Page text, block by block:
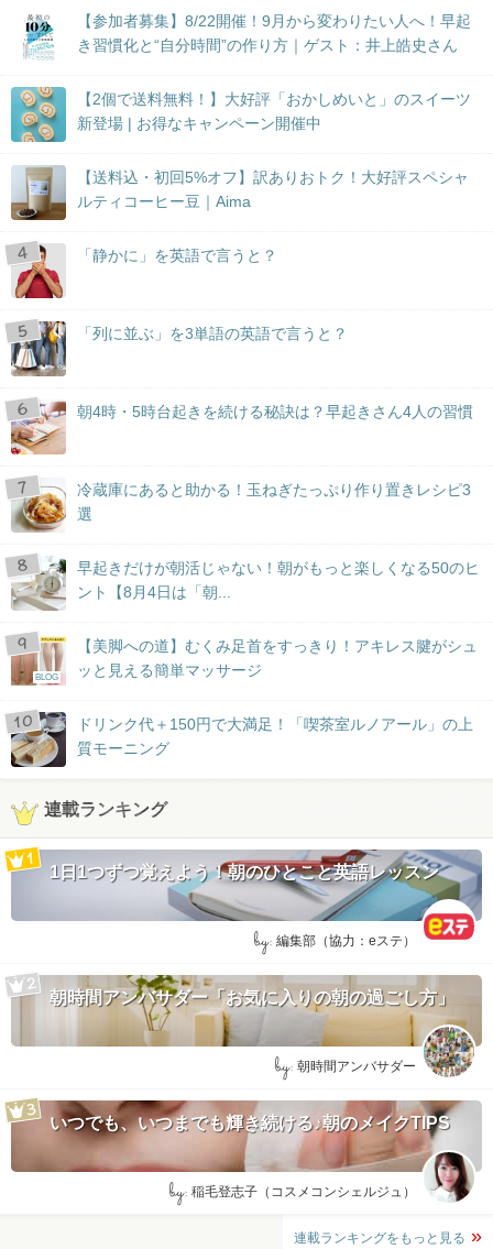
【参加者募集】8/22開催！9月から変わりたい人へ！早起
き習慣化と“自分時間”の作り方｜ゲスト：井上皓史さん
【2個で送料無料！】大好評「おかしめいと」のスイーツ
新登場 | お得なキャンペーン開催中
【送料込・初回5%オフ】訳ありおトク！大好評スペシャ
ルティコーヒー豆｜Aima
「静かに」を英語で言うと？
「列に並ぶ」を3単語の英語で言うと？
朝4時・5時台起きを続ける秘訣は？早起きさん4人の習慣
冷蔵庫にあると助かる！玉ねぎたっぷり作り置きレシピ3
選
早起きだけが朝活じゃない！朝がもっと楽しくなる50のヒ
ント【8月4日は「朝...
BLOG
【美脚への道】むくみ足首をすっきり！アキレス腱がシュ
ッと見える簡単マッサージ
ドリンク代＋150円で大満足！「喫茶室ルノアール」の上
質モーニング
連載ランキング
1日1つずつ覚えよう！朝のひとこと英語レッスン
by: 編集部（協力：eステ）
朝時間アンバサダー「お気に入りの朝の過ごし方」
by: 朝時間アンバサダー
いつでも、いつまでも輝き続ける♪朝のメイクTIPS
by: 稲毛登志子（コスメコンシェルジュ）
連載ランキングをもっと見る